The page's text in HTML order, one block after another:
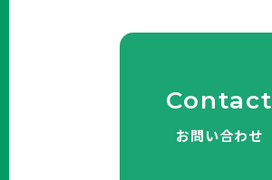
Contact
お問い合わせ